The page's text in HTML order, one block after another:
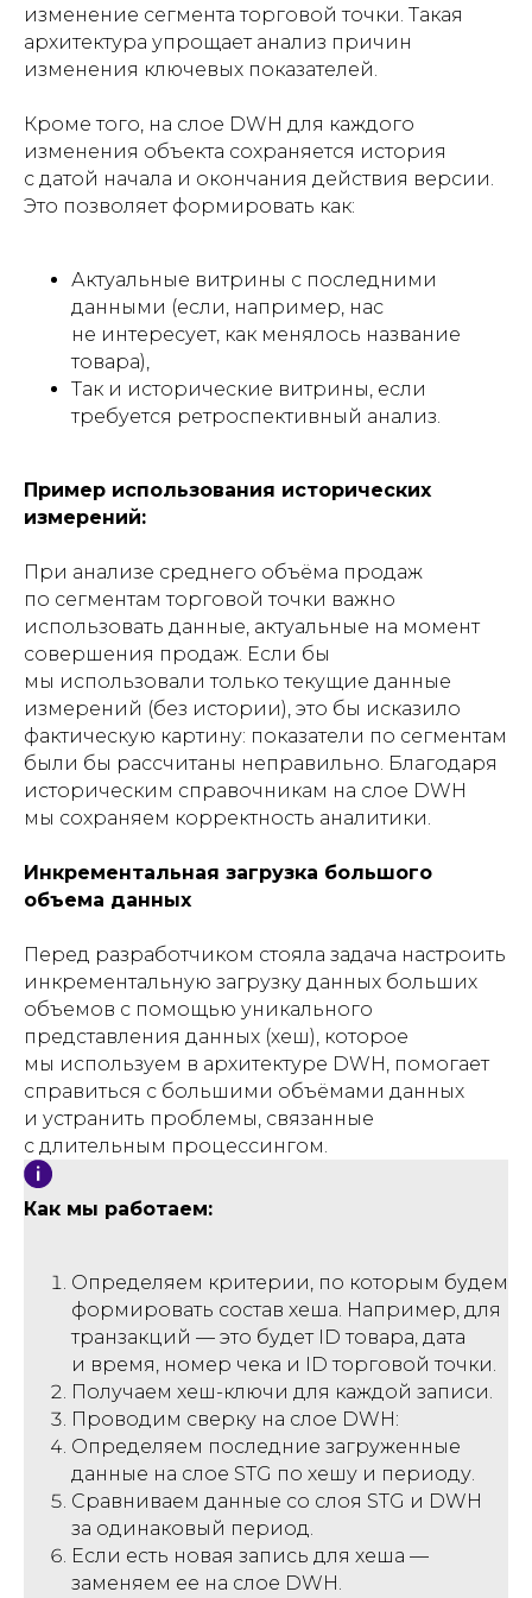
изменение сегмента торговой точки. Такая
архитектура упрощает анализ причин
изменения ключевых показателей.
Кроме того, на слое DWH для каждого
изменения объекта сохраняется история
с датой начала и окончания действия версии.
Это позволяет формировать как:
Актуальные витрины с последними
данными (если, например, нас
не интересует, как менялось название
товара),
Так и исторические витрины, если
требуется ретроспективный анализ.
Пример использования исторических
измерений:
При анализе среднего объёма продаж
по сегментам торговой точки важно
использовать данные, актуальные на момент
совершения продаж. Если бы
мы использовали только текущие данные
измерений (без истории), это бы исказило
фактическую картину: показатели по сегментам
были бы рассчитаны неправильно. Благодаря
историческим справочникам на слое DWH
мы сохраняем корректность аналитики.
Инкрементальная загрузка большого
объема данных
Перед разработчиком стояла задача настроить
инкрементальную загрузку данных больших
объемов с помощью уникального
представления данных (хеш), которое
мы используем в архитектуре DWH, помогает
справиться с большими объёмами данных
и устранить проблемы, связанные
с длительным процессингом.
Как мы работаем:
Определяем критерии, по которым будем
формировать состав хеша. Например, для
транзакций — это будет ID товара, дата
и время, номер чека и ID торговой точки.
Получаем хеш-ключи для каждой записи.
Проводим сверку на слое DWH:
Определяем последние загруженные
данные на слое STG по хешу и периоду.
Сравниваем данные со слоя STG и DWH
за одинаковый период.
Если есть новая запись для хеша —
заменяем ее на слое DWH.